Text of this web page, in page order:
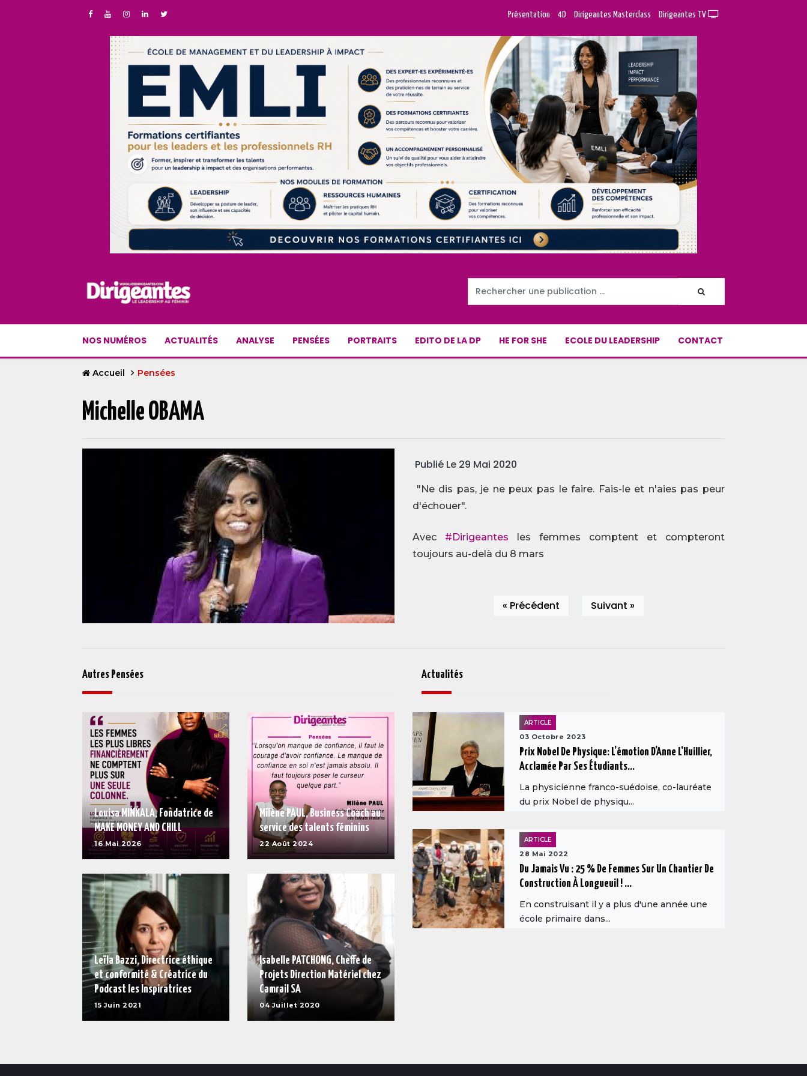
Présentation 4D Dirigeantes Masterclass Dirigeantes TV
NOS NUMÉROS ACTUALITÉS ANALYSE PENSÉES PORTRAITS EDITO DE LA DP HE FOR SHE ECOLE DU LEADERSHIP CONTACT
Accueil Pensées
Michelle OBAMA
Publié Le 29 Mai 2020
"Ne dis pas, je ne peux pas le faire. Fais-le et n'aies pas peur
d'échouer".
Avec # Dirigeantes les femmes comptent et compteront
toujours au-delà du 8 mars
« Précédent Suivant »
Autres Pensées
Louisa MINKALA, Fondatrice de
MAKE MONEY AND CHILL
16 Mai 2026
Milène PAUL, Business Coach au
service des talents féminins
22 Août 2024
Leïla Bazzi, Directrice éthique
et conformité & Créatrice du
Podcast les Inspiratrices
15 Juin 2021
Isabelle PATCHONG, Cheffe de
Projets Direction Matériel chez
Camrail SA
04 Juillet 2020
Actualités
ARTICLE
03 Octobre 2023
Prix Nobel De Physique: L’émotion D’Anne L'Huillier,
Acclamée Par Ses Étudiants...
La physicienne franco-suédoise, co-lauréate
du prix Nobel de physiqu...
ARTICLE
28 Mai 2022
Du Jamais Vu : 25 % De Femmes Sur Un Chantier De
Construction À Longueuil ! ...
En construisant il y a plus d'une année une
école primaire dans...